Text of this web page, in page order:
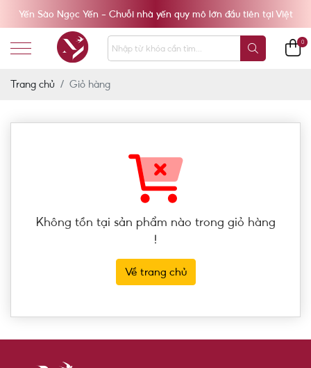
Yến Sào Ngọc Yến - Chuỗi nhà yến quy mô lớn đầu tiên tại Việt
Trang chủ Giỏ hàng
Không tồn tại sản phẩm nào trong giỏ hàng
!
Về trang chủ